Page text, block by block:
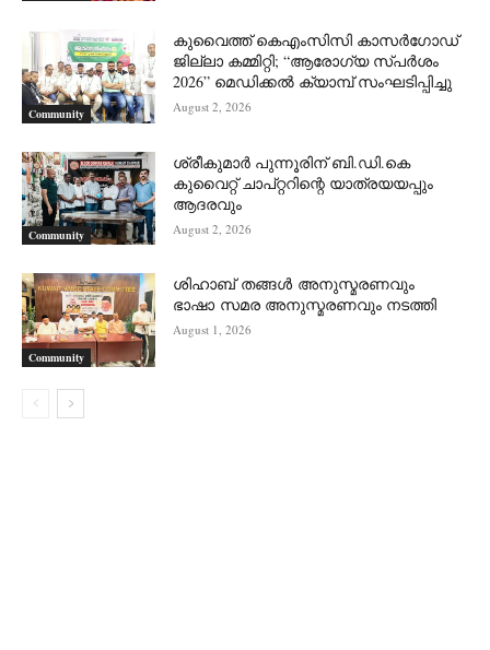
Community
കുവൈത്ത് കെഎംസിസി കാസർഗോഡ്
ജില്ലാ കമ്മിറ്റി; “ആരോഗ്യ സ്പർശം
2026” മെഡിക്കൽ ക്യാമ്പ് സംഘടിപ്പിച്ചു
August 2, 2026
Community
ശ്രീകുമാർ പുന്നൂരിന് ബി.ഡി.കെ
കുവൈറ്റ് ചാപ്റ്ററിന്റെ യാത്രയയപ്പും
ആദരവും
August 2, 2026
Community
ശിഹാബ് തങ്ങൾ അനുസ്മരണവും
ഭാഷാ സമര അനുസ്മരണവും നടത്തി
August 1, 2026